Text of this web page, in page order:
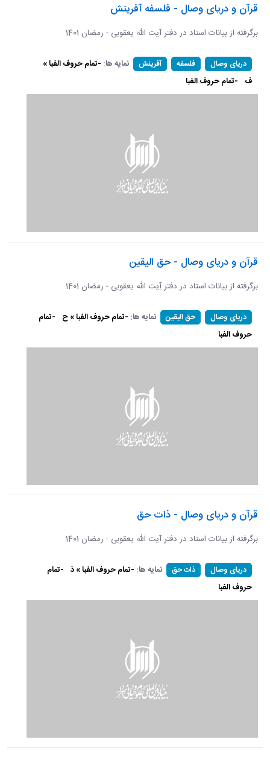
قرآن و دریای وصال - فلسفه آفرینش
برگرفته از بیانات استاد در دفتر آیت الله یعقوبی - رمضان 1401
دریای وصال فلسفه آفرینش نمایه ها: -تمام حروف الفبا »
ف -تمام حروف الفبا
قرآن و دریای وصال - حق الیقین
برگرفته از بیانات استاد در دفتر آِیت الله یعقوبی - رمضان 1401
دریای وصال حق الیقین نمایه ها: -تمام حروف الفبا » ح -تمام
حروف الفبا
قرآن و دریای وصال - ذات حق
برگرفته از بیانات استاد در دفتر آیت الله یعقوبی - رمضان 1401
دریای وصال ذات حق نمایه ها: -تمام حروف الفبا » ذ -تمام
حروف الفبا